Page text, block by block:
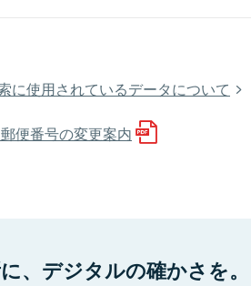
に使用されているデータについて
便番号の変更案内
、デジタルの確かさを。